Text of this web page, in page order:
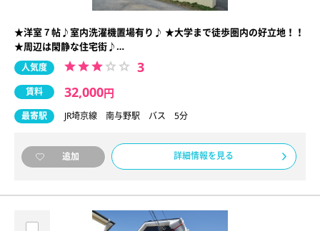
★洋室７帖♪室内洗濯機置場有り♪ ★大学まで徒歩圏内の好立地！！
★周辺は閑静な住宅街♪…
人気度 3
賃料 32,000円
最寄駅 JR埼京線 南与野駅 バス 5分
追加 詳細情報を見る